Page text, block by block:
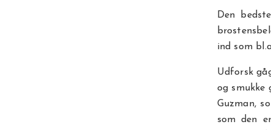
Den
ind som
Udforsk
og smukke
Guzman,
som den